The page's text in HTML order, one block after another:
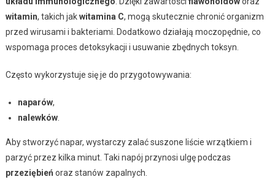
witamin, takich jakwitamina C, mogą skutecznie chronić organizm
przed wirusami i bakteriami. Dodatkowo działają moczopędnie, co
wspomaga proces detoksykacji i usuwanie zbędnych toksyn.
Często wykorzystuje się je do przygotowywania:
naparów,
nalewków.
Aby stworzyć napar, wystarczy zalać suszone liście wrzątkiem i
parzyć przez kilka minut. Taki napój przynosi ulgę podczas
przeziębień oraz stanów zapalnych.